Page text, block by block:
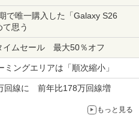
で唯一購入した「Galaxy S26
思う
イムセール 最大50％オフ
ングエリアは「順次縮小」
回線に 前年比178万回線増
もっと見る